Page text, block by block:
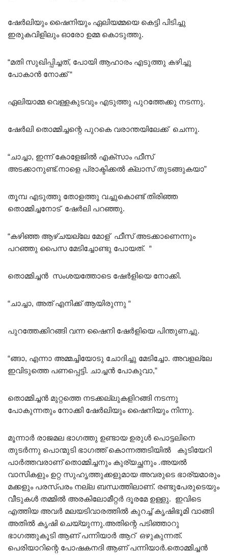
ഷേർലിയും ഷൈനിയും ഏലിയമ്മയെ കെട്ടി പിടിച്ചു
ഇരുകവിളിലും ഓരോ ഉമ്മ കൊടുത്തു.
“മതി സുഖിപ്പിച്ചത്, പോയി ആഹാരം എടുത്തു കഴിച്ചു
പോകാൻ നോക്ക് “
ഏലിയാമ്മ വെള്ളകുടവും എടുത്തു പുറത്തേക്കു നടന്നു.
ഷേർലി തൊമ്മിച്ചന്റെ പുറകെ വരാന്തയിലേക്ക് ചെന്നു.
“ചാച്ചാ, ഇന്ന് കോളേജിൽ എക്സാം ഫീസ്
അടക്കാനുണ്ട്.നാളെ പ്രാക്ടിക്കൽ ക്ലാസ് തുടങ്ങുകയാ”
തൂമ്പ എടുത്തു തോളത്തു വച്ചുകൊണ്ട് തിരിഞ്ഞ
തൊമ്മിച്ചനോട് ഷേർലി പറഞ്ഞു.
“കഴിഞ്ഞ ആഴ്ചയല്ലേ മോള് ഫീസ് അടക്കാണെന്നും
പറഞ്ഞു പൈസ മേടിച്ചോണ്ടു പോയത്. “
തൊമ്മിച്ചൻ സംശയത്തോടെ ഷേർളിയെ നോക്കി.
“ചാച്ചാ, അത് എനിക്ക് ആയിരുന്നു “
പുറത്തേക്കിറങ്ങി വന്ന ഷൈനി ഷേർളിയെ പിന്തുണച്ചു.
“ങ്ങാ, എന്നാ അമ്മച്ചിയോടു ചോദിച്ചു മേടിച്ചോ. അവളല്ലേ
ഇവിടുത്തെ പണപ്പെട്ടി. ചാച്ചൻ പോകുവാ,”
തൊമ്മിച്ചൻ മുറ്റത്തെ നടക്കല്ലുകളിറങ്ങി നടന്നു
പോകുന്നതും നോക്കി ഷേർലിയും ഷൈനിയും നിന്നു.
മൂന്നാർ രാജമല ഭാഗത്തു ഉണ്ടായ ഉരുൾ പൊട്ടലിനെ
തുടർന്നു പൊന്മുടി ഭാഗത്ത് കൊന്നത്തടിയിൽ കുടിയേറി
പാർത്തവരാണ് തൊമ്മിച്ചനും കുര്യച്ഛനും .അയൽ
വാസികളും ഉറ്റ സുഹൃത്തുക്കളുമായ അവരുടെ ഭാര്യമാരും
മക്കളും പരസ്പരം നല്ല ബന്ധത്തിലാണ്. രണ്ടുപേരുടെയും
വീടുകൾ തമ്മിൽ അരകിലോമീറ്റർ ദൂരമേ ഉള്ളു. ഇവിടെ
എത്തിയ അവർ മലയടിവാരത്തിൽ കുറച്ച് കൃഷിഭൂമി വാങ്ങി
അതിൽ കൃഷി ചെയ്യുന്നു.അതിന്റെ പടിഞ്ഞാറു
ഭാഗത്തുകൂടി ആണ് പന്നിയാർ ആറ് ഒഴുകുന്നത്.
പെരിയാറിന്റെ പോഷകനദി ആണ് പന്നിയാർ.തൊമ്മിച്ചൻ